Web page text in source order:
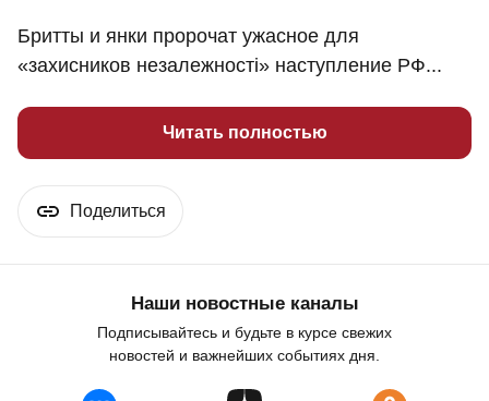
Бритты и янки пророчат ужасное для
«захисников незалежностi» наступление РФ...
Читать полностью
Поделиться
Наши новостные каналы
Подписывайтесь и будьте в курсе свежих
новостей и важнейших событиях дня.